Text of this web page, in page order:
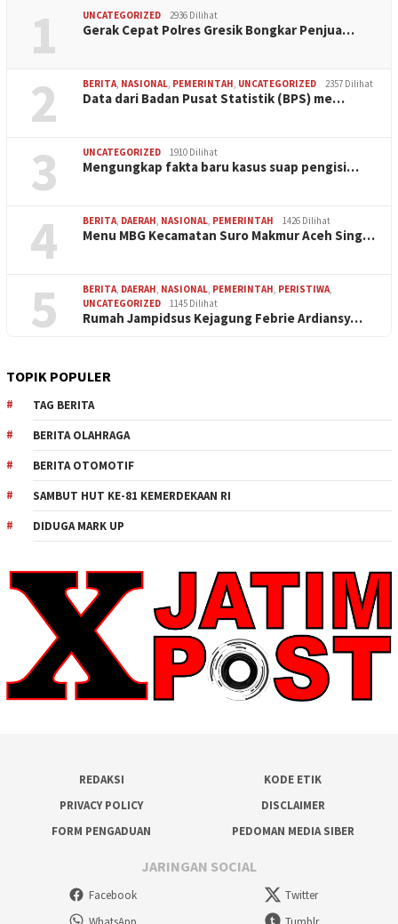
1 UNCATEGORIZED 2936 Dilihat
Gerak Cepat Polres Gresik Bongkar Penjua…
2 BERITA, NASIONAL, PEMERINTAH, UNCATEGORIZED 2357 Dilihat
Data dari Badan Pusat Statistik (BPS) me…
3 UNCATEGORIZED 1910 Dilihat
Mengungkap fakta baru kasus suap pengisi…
4 BERITA, DAERAH, NASIONAL, PEMERINTAH 1426 Dilihat
Menu MBG Kecamatan Suro Makmur Aceh Sing…
5 BERITA, DAERAH, NASIONAL, PEMERINTAH, PERISTIWA,
UNCATEGORIZED
1145 Dilihat
Rumah Jampidsus Kejagung Febrie Ardiansy…
TOPIK POPULER
TAG BERITA
BERITA OLAHRAGA
BERITA OTOMOTIF
SAMBUT HUT KE-81 KEMERDEKAAN RI
DIDUGA MARK UP
REDAKSI
KODE ETIK
PRIVACY POLICY
DISCLAIMER
FORM PENGADUAN
PEDOMAN MEDIA SIBER
JARINGAN SOCIAL
Facebook
Twitter